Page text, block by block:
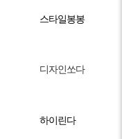
스타일봉봉
디자인쏘다
하이린다